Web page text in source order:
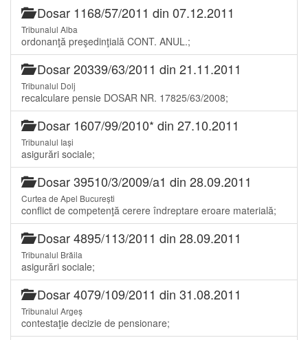
Dosar 1168/57/2011 din 07.12.2011
Tribunalul Alba
ordonanţă preşedinţială CONT. ANUL.;
Dosar 20339/63/2011 din 21.11.2011
Tribunalul Dolj
recalculare pensie DOSAR NR. 17825/63/2008;
Dosar 1607/99/2010* din 27.10.2011
Tribunalul Iași
asigurări sociale;
Dosar 39510/3/2009/a1 din 28.09.2011
Curtea de Apel București
conflict de competenţă cerere îndreptare eroare materială;
Dosar 4895/113/2011 din 28.09.2011
Tribunalul Brăila
asigurări sociale;
Dosar 4079/109/2011 din 31.08.2011
Tribunalul Argeș
contestaţie decizie de pensionare;